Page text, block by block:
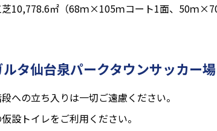
10,778.6㎡（68ｍ×105ｍコート1面、50ｍ
タ仙台泉パークタウンサッカー
への立ち入りは一切ご遠慮ください。
設トイレをご利用ください。